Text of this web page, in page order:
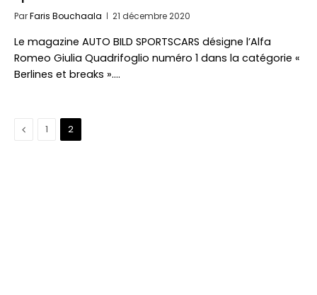
ParFaris Bouchaala 21 décembre 2020
Le magazine AUTO BILD SPORTSCARS désigne l’Alfa
Romeo Giulia Quadrifoglio numéro 1 dans la catégorie «
Berlines et breaks ».…
Précédent
1 2